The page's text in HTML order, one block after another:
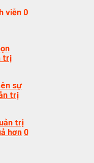
viễn 0
trị
sự
trị
trị
hơn 0